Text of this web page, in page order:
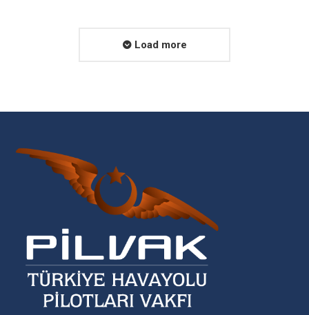
Load more